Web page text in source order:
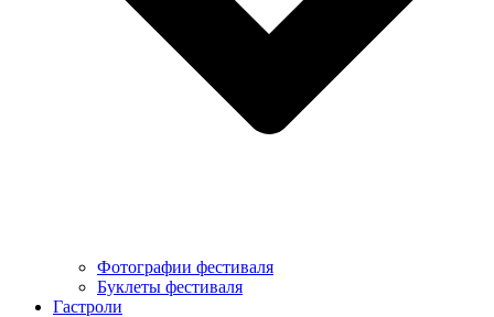
Фотографии фестиваля
Буклеты фестиваля
Гастроли